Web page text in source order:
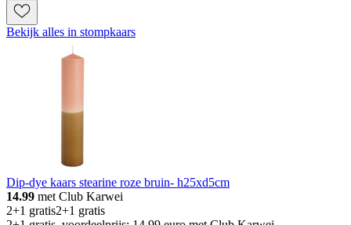
Bekijk alles in stompkaars
Dip-dye kaars stearine roze bruin- h25xd5cm
14.99 met Club Karwei
2+1 gratis2+1 gratis